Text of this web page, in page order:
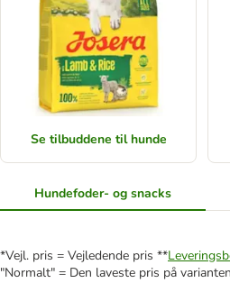
Se tilbuddene til hunde
Hundefoder- og snacks
*Vejl. pris = Vejledende pris **
"Normalt" = Den laveste pris på